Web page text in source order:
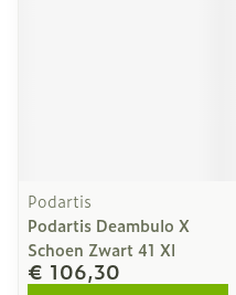
Podartis
Podartis Deambulo X
Schoen Zwart 41 Xl
€ 106,30